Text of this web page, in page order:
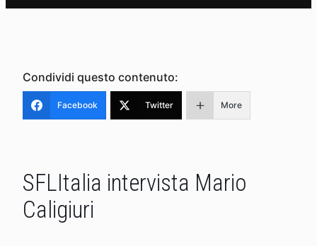
Condividi questo contenuto:
Facebook Twitter More
SFLItalia intervista Mario
Caligiuri